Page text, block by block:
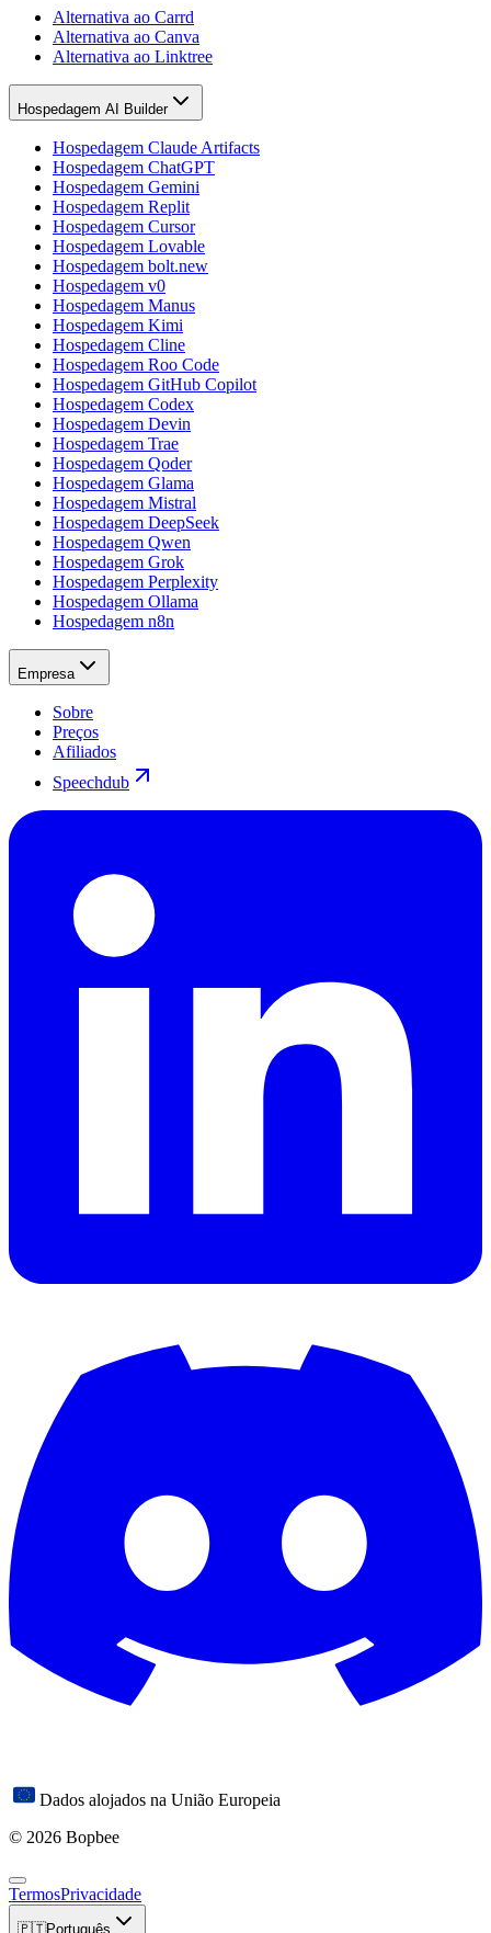
Alternativa ao Carrd
Alternativa ao Canva
Alternativa ao Linktree
Hospedagem AI Builder
Hospedagem Claude Artifacts
Hospedagem ChatGPT
Hospedagem Gemini
Hospedagem Replit
Hospedagem Cursor
Hospedagem Lovable
Hospedagem bolt.new
Hospedagem v0
Hospedagem Manus
Hospedagem Kimi
Hospedagem Cline
Hospedagem Roo Code
Hospedagem GitHub Copilot
Hospedagem Codex
Hospedagem Devin
Hospedagem Trae
Hospedagem Qoder
Hospedagem Glama
Hospedagem Mistral
Hospedagem DeepSeek
Hospedagem Qwen
Hospedagem Grok
Hospedagem Perplexity
Hospedagem Ollama
Hospedagem n8n
Empresa
Sobre
Preços
Afiliados
Speechdub
Dados alojados na União Europeia
© 2026 Bopbee
TermosPrivacidade
🇵🇹Português